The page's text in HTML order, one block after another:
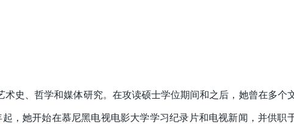
史、哲学和媒体研究。在攻读硕士学位期间和之后，她曾在多个
，她开始在慕尼黑电视电影大学学习纪录片和电视新闻，并供职